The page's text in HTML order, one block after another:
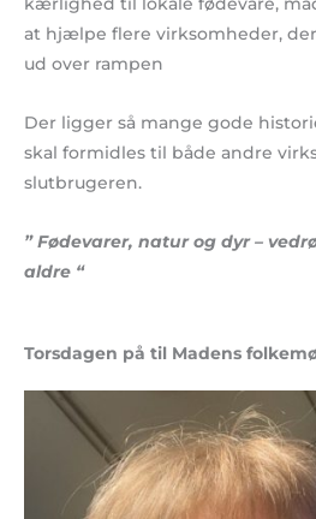
kærlighed til lokale fødevare,
at hjælpe flere virksomheder,
ud over rampen
Der ligger så mange gode
skal formidles til både andre
slutbrugeren.
” Fødevarer, natur og dyr –
aldre “
Torsdagen på til Madens